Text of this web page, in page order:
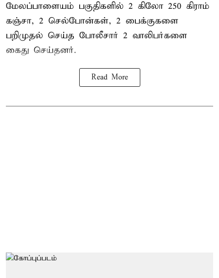
மேலப்பாளையம் பகுதிகளில் 2 கிலோ 250 கிராம்
கஞ்சா, 2 செல்போன்கள், 2 பைக்குகளை
பறிமுதல் செய்த போலீசார் 2 வாலிபர்களை
கைது செய்தனர்.
Read More